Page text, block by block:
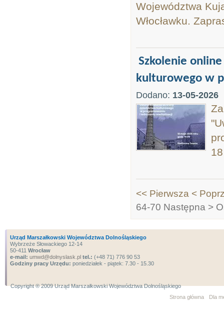
Województwa
Włocławku.
Szkolenie
kulturowego w
Dodano: 13-05-2026
<< Pierwsza <
64-70 Następna >
Urząd Marszałkowski Województwa Dolnośląskiego
Wybrzeże Słowackiego 12-14
50-411 Wrocław
e-mail: umwd@dolnyslask.pl tel.: (+48 71) 776 90 53
Godziny pracy Urzędu: poniedziałek - piątek: 7.30 - 15.30
Copyright ® 2009 Urząd Marszałkowski Województwa Dolnośląskiego
Strona główna
Dla